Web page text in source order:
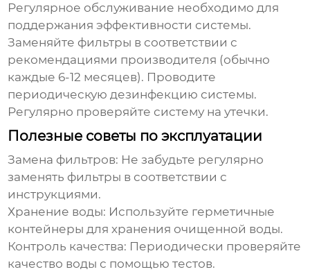
Регулярное обслуживание необходимо для
поддержания эффективности системы.
Заменяйте фильтры в соответствии с
рекомендациями производителя (обычно
каждые 6-12 месяцев). Проводите
периодическую дезинфекцию системы.
Регулярно проверяйте систему на утечки.
Полезные советы по эксплуатации
Замена фильтров: Не забудьте регулярно
заменять фильтры в соответствии с
инструкциями.
Хранение воды: Используйте герметичные
контейнеры для хранения очищенной воды.
Контроль качества: Периодически проверяйте
качество воды с помощью тестов.